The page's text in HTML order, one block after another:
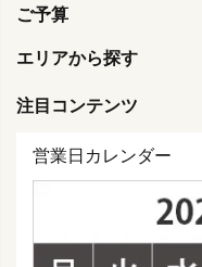
ご予算
エリアから探す
注目コンテンツ
営業日カレンダー